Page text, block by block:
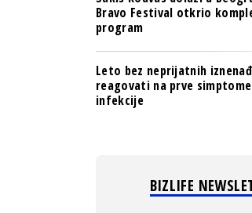
Bravo Festival otkrio
program
Leto bez neprijatnih
reagovati na prve
infekcije
BIZLIFE